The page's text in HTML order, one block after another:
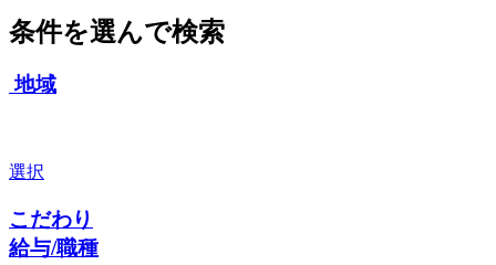
条件を選んで検索
地域
選択
こだわり
給与/職種